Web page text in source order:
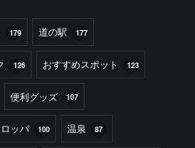
179 道の駅 177
126 おすすめスポット 123
便利グッズ 107
ッパ 100 温泉 87